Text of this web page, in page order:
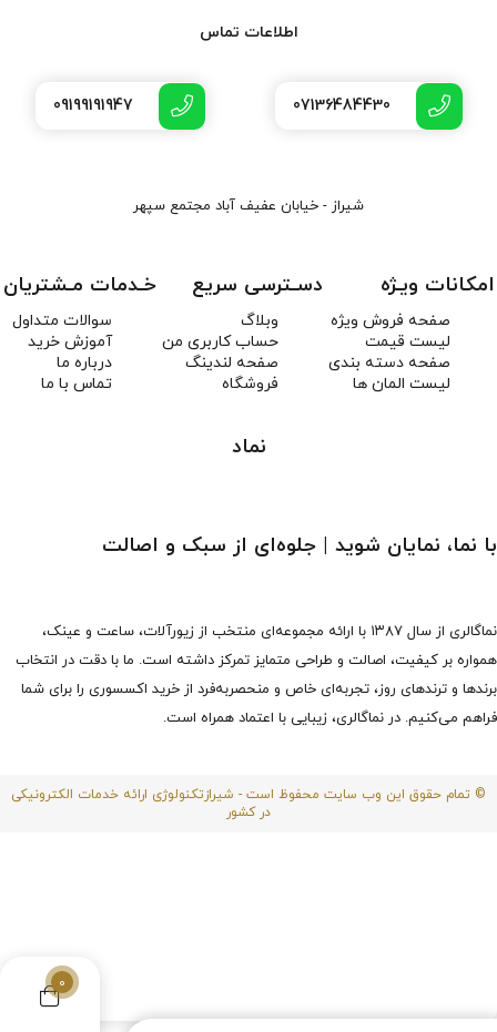
0
اطلاعات تماس
07136484430
09199191947
شیراز - خیابان عفیف آباد مجتمع سپهر
امکانات ویـژه
صفحه فروش ویژه
لیست قیمت
صفحه دسته بندی
لیست المان ها
دسـترسی سریع
وبلاگ
حساب کاربری من
صفحه لندینگ
فروشگاه
خـدمات مـشتریان
سوالات متداول
آموزش خرید
درباره ما
تماس با ما
نماد
با نما، نمایان شوید | جلوه‌ای از سبک و اصالت
نماگالری از سال ۱۳۸۷ با ارائه مجموعه‌ای منتخب از زیورآلات، ساعت و عینک،
همواره بر کیفیت، اصالت و طراحی متمایز تمرکز داشته است. ما با دقت در انتخاب
برندها و ترندهای روز، تجربه‌ای خاص و منحصربه‌فرد از خرید اکسسوری را برای شما
فراهم می‌کنیم. در نماگالری، زیبایی با اعتماد همراه است.
© تمام حقوق این وب سایت محفوظ است - شیرازتکنولوژی ارائه خدمات الکترونیکی
در کشور